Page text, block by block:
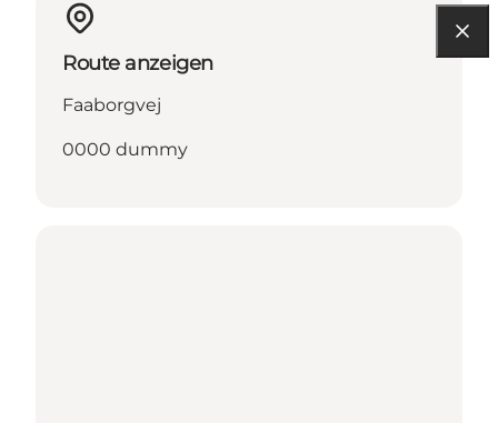
Route anzeigen
Faaborgvej
0000 dummy